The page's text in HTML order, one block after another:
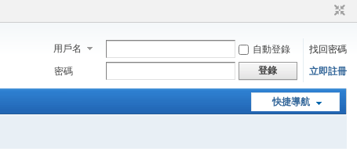
用戶名 自動登錄
找回密碼
密碼
登錄 立即註冊
快捷導航